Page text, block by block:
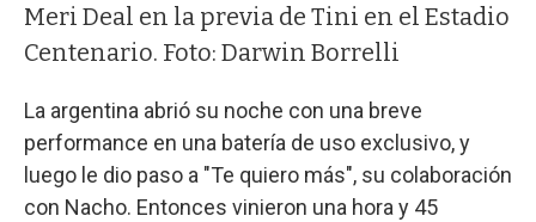
Meri Deal en la previa de Tini en el Estadio
Centenario. Foto: Darwin Borrelli
La argentina abrió su noche con una breve
performance en una batería de uso exclusivo, y
luego le dio paso a "Te quiero más", su colaboración
con Nacho. Entonces vinieron una hora y 45